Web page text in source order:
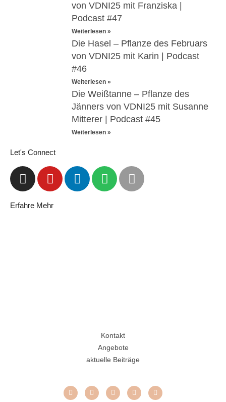
von VDNI25 mit Franziska |
Podcast #47
Weiterlesen »
Die Hasel – Pflanze des Februars
von VDNI25 mit Karin | Podcast
#46
Weiterlesen »
Die Weißtanne – Pflanze des
Jänners von VDNI25 mit Susanne
Mitterer | Podcast #45
Weiterlesen »
Let's Connect
Erfahre Mehr
Kontakt
Angebote
aktuelle Beiträge